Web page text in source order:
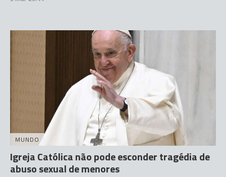
MUNDO
Igreja Católica não pode esconder tragédia de
abuso sexual de menores